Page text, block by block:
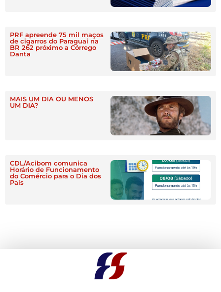
PRF apreende 75 mil maços
de cigarros do Paraguai na
BR 262 próximo a Córrego
Danta
MAIS UM DIA OU MENOS
UM DIA?
CDL/Acibom comunica
Horário de Funcionamento
do Comércio para o Dia dos
Pais